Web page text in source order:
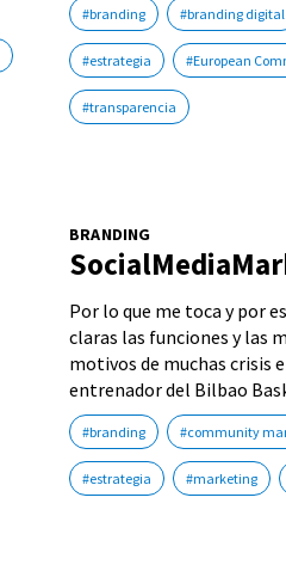
#branding #branding digital
#estrategia #European
#transparencia
BRANDING
Por lo que me toca y por
claras las funciones y las
motivos de muchas crisis
entrenador del Bilbao
#branding #community
#estrategia #marketing